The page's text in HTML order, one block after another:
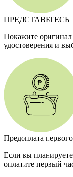
ПРЕДСТАВЬТЕСЬ
Покажите оригинал
удостоверения и
Предоплата первого
Если вы
оплатите первый